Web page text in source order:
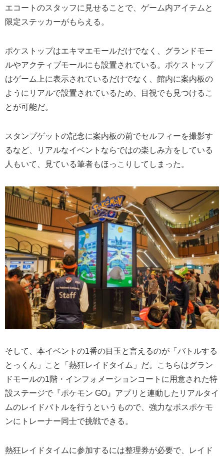
エコートのスタッフに見せることで、ゲーム内アイテムと
限定ステッカーがもらえる。
ポケストップはエキマエモールだけでなく、グランドモー
ルやアクティブモールにも設置されている。ポケストップ
はゲーム上に表示されているだけでなく、館内に案内板の
ようにリアルで設置されているため、目視でも見つけるこ
とが可能だ。
スタンプゲットの記念に案内板の前でセルフィーを撮影す
るなど、リアルなイベントならではの楽しみ方をしている
人もいて、見ている筆者もほっこりしてしまった。
そして、本イベントの1番の目玉と言えるのが「バトルする
とっくん」こと「熱狂レイドタイム」だ。こちらはグラン
ドモールの1階・インフォメーションコートに用意された特
設ステージで『ポケモン GO』アプリと連動したリアルタイ
ムのレイドバトルを行うというもので、強力なボスポケモ
ンにトレーナー同士で挑戦できる。
熱狂レイドタイムに参加するには整理券が必要で、レイド